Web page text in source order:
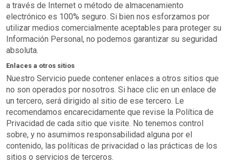
a través de Internet o método de almacenamiento
electrónico es 100% seguro. Si bien nos esforzamos por
utilizar medios comercialmente aceptables para proteger su
Información Personal, no podemos garantizar su seguridad
absoluta.
Enlaces a otros sitios
Nuestro Servicio puede contener enlaces a otros sitios que
no son operados por nosotros. Si hace clic en un enlace de
un tercero, será dirigido al sitio de ese tercero. Le
recomendamos encarecidamente que revise la Política de
Privacidad de cada sitio que visite. No tenemos control
sobre, y no asumimos responsabilidad alguna por el
contenido, las políticas de privacidad o las prácticas de los
sitios o servicios de terceros.